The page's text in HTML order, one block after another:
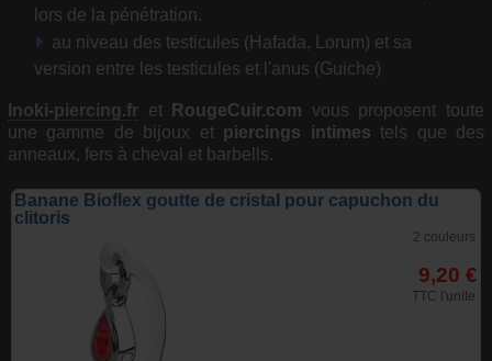
lors de la pénétration.
au niveau des testicules (Hafada, Lorum) et sa
version entre les testicules et l'anus (Guiche)
Inoki-piercing.fr et RougeCuir.com vous proposent toute
une gamme de bijoux et piercings intimes tels que des
anneaux, fers à cheval et barbells.
Banane Bioflex goutte de cristal pour capuchon du
clitoris
2 couleurs
9,20 €
TTC l'unite